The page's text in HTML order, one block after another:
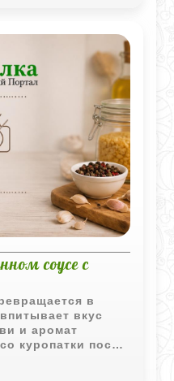
соусе с
в
вкус
и аромат
куропатки после
мягким и